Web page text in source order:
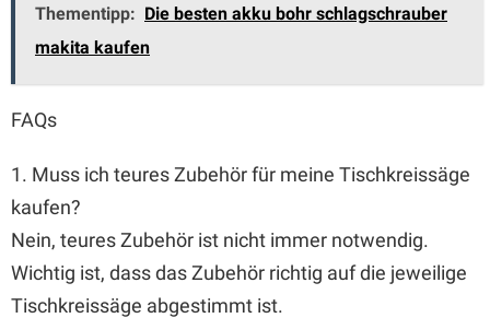
Thementipp: Die besten akku bohr schlagschrauber
makita kaufen
FAQs
1. Muss ich teures Zubehör für meine Tischkreissäge
kaufen?
Nein, teures Zubehör ist nicht immer notwendig.
Wichtig ist, dass das Zubehör richtig auf die jeweilige
Tischkreissäge abgestimmt ist.